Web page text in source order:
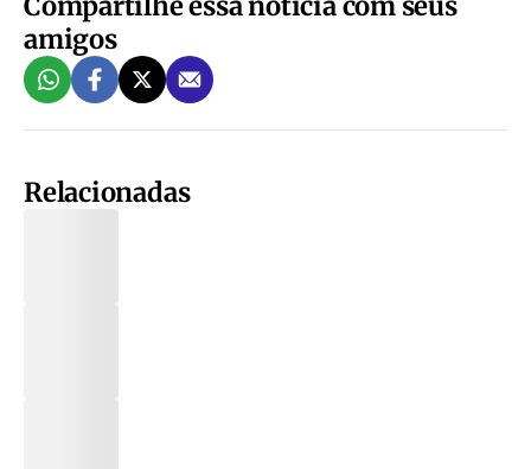
amigos
Relacionadas